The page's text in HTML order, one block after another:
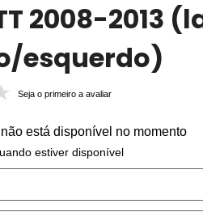
2008-2013
esquerdo)
Seja o primeiro a avaliar
está disponível no momento
estiver disponível